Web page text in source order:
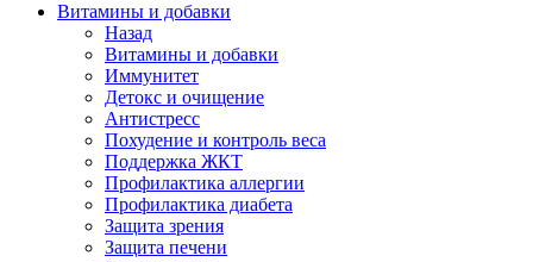
Витамины и добавки
Назад
Витамины и добавки
Иммунитет
Детокс и очищение
Антистресс
Похудение и контроль веса
Поддержка ЖКТ
Профилактика аллергии
Профилактика диабета
Защита зрения
Защита печени